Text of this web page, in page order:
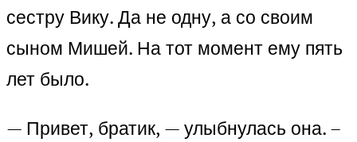
сестру Вику. Да не одну, а со своим
сыном Мишей. На тот момент ему пять
лет было.
— Привет, братик, — улыбнулась она. –